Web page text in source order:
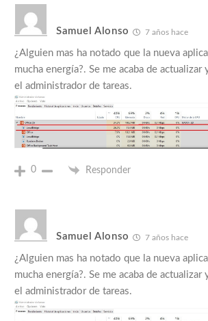
Samuel Alonso 7 años hace
¿Alguien mas ha notado que la nueva
mucha energía?. Se me acaba de
el administrador de tareas.
0 Responder
Samuel Alonso 7 años hace
¿Alguien mas ha notado que la nueva
mucha energía?. Se me acaba de
el administrador de tareas.